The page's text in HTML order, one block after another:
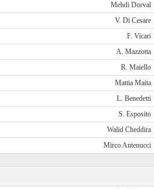
Mehdi Dorval
V. Di Cesare
F. Vicari
A. Mazzotta
R. Maiello
Mattia Maita
L. Benedetti
S. Esposito
Walid Cheddira
Mirco Antenucci